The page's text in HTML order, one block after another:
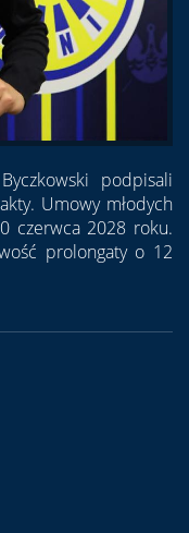
podpisali
Umowy młodych
czerwca 2028 roku.
prolongaty o 12